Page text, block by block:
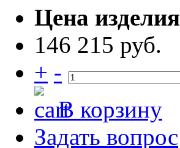
Цена изделия
146 215 руб.
+ -
В корзину
Задать вопрос